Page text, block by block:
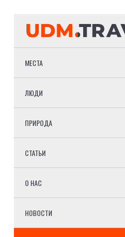
МЕСТА
ЛЮДИ
ПРИРОДА
СТАТЬИ
О НАС
НОВОСТИ